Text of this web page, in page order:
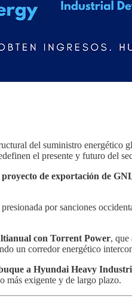
del suministro
el presente y futuro del
de exportación de
presionada por sanciones
con Torrent Power, que
un corredor energético
a Hyundai Heavy
más exigente y de largo plazo.